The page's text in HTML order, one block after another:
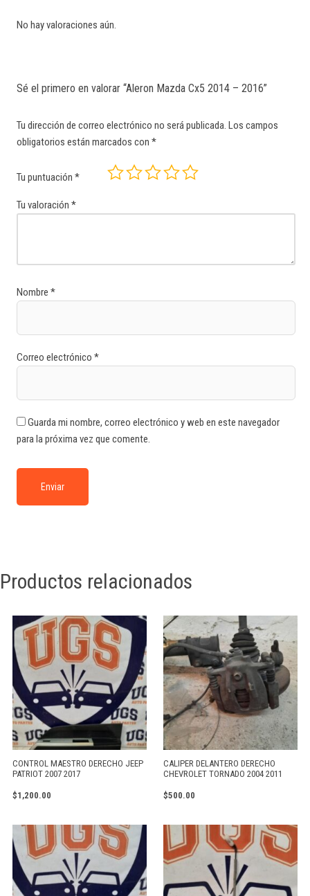
No hay valoraciones aún.
Sé el primero en valorar “Aleron Mazda Cx5 2014 – 2016”
Tu dirección de correo electrónico no será publicada. Los campos
obligatorios están marcados con *
Tu puntuación *
Tu valoración *
Nombre *
Correo electrónico *
Guarda mi nombre, correo electrónico y web en este navegador
para la próxima vez que comente.
Productos relacionados
CONTROL MAESTRO DERECHO JEEP
PATRIOT 2007 2017
$1,200.00
CALIPER DELANTERO DERECHO
CHEVROLET TORNADO 2004 2011
$500.00